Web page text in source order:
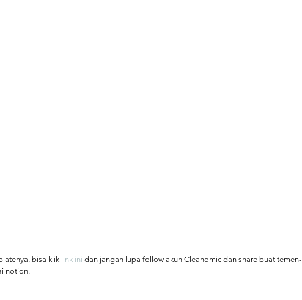
bisa klik link ini dan jangan lupa follow akun Cleanomic dan share buat temen-
notion.